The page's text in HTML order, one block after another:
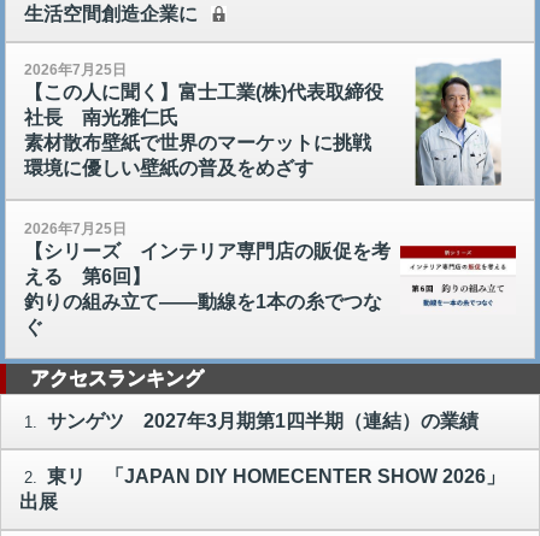
生活空間創造企業に
2026年7月25日
【この人に聞く】富士工業(株)代表取締役
社長 南光雅仁氏
素材散布壁紙で世界のマーケットに挑戦
環境に優しい壁紙の普及をめざす
2026年7月25日
【シリーズ インテリア専門店の販促を考
える 第6回】
釣りの組み立て――動線を1本の糸でつな
ぐ
アクセスランキング
1. サンゲツ 2027年3月期第1四半期（連結）の業績
2. 東リ 「JAPAN DIY HOMECENTER SHOW 2026」
出展